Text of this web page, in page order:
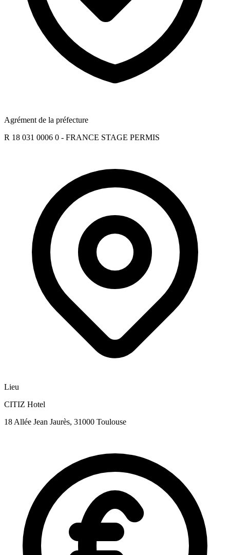
Agrément de la préfecture
R 18 031 0006 0 - FRANCE STAGE PERMIS
Lieu
CITIZ Hotel
18 Allée Jean Jaurès, 31000 Toulouse